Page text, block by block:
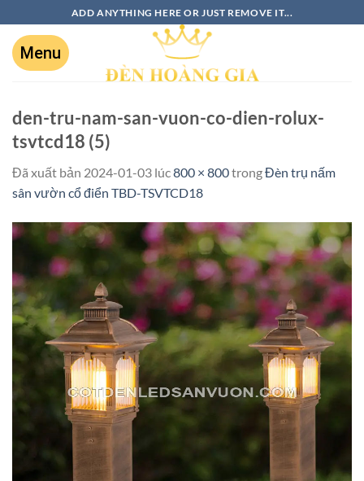
ADD ANYTHING HERE OR JUST REMOVE IT...
den-tru-nam-san-vuon-co-dien-rolux-
tsvtcd18 (5)
Đã xuất bản 2024-01-03 lúc800 × 800trongĐèn trụ nấm
sân vườn cổ điển TBD-TSVTCD18